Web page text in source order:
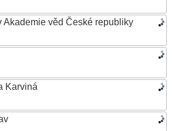
Akademie věd České republiky
Karviná